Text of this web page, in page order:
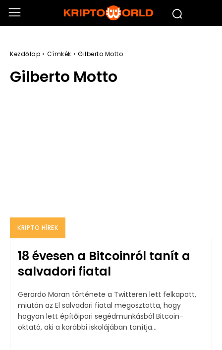
Kezdőlap Címkék Gilberto Motto
Gilberto Motto
KRIPTO HÍREK
18 évesen a Bitcoinról tanít a
salvadori fiatal
Gerardo Moran története a Twitteren lett felkapott,
miután az El salvadori fiatal megosztotta, hogy
hogyan lett építőipari segédmunkásból Bitcoin-
oktató, aki a korábbi iskolájában tanítja...